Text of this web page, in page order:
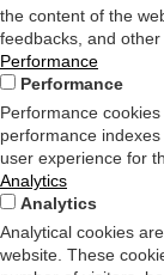
the content of the
feedbacks, and
Performance
Performance
Performance
performance
user experience for
Analytics
Analytics
Analytical cookies
website. These